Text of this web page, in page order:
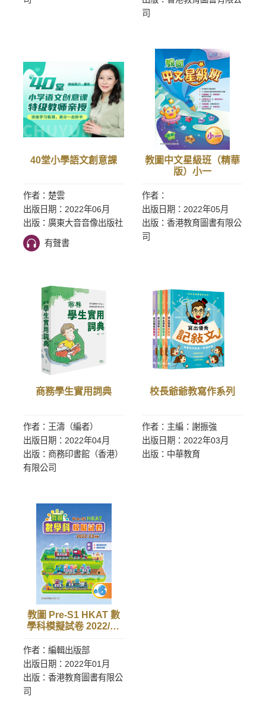
司
40堂小學語文創意課
作者：楚雲
出版日期：2022年06月
出版：廣東大音音像出版社
有聲書
教圖中文星級班（精華
版）小一
作者：
出版日期：2022年05月
出版：香港教育圖書有限公
司
商務學生實用詞典
作者：王濤（編者）
出版日期：2022年04月
出版：商務印書館（香港）
有限公司
校長爺爺教寫作系列
作者：主編：謝振強
出版日期：2022年03月
出版：中華教育
教圖 Pre-S1 HKAT 數
學科模擬試卷 2022/23
作者：編輯出版部
出版日期：2022年01月
出版：香港教育圖書有限公
司